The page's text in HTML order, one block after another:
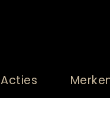
Acties